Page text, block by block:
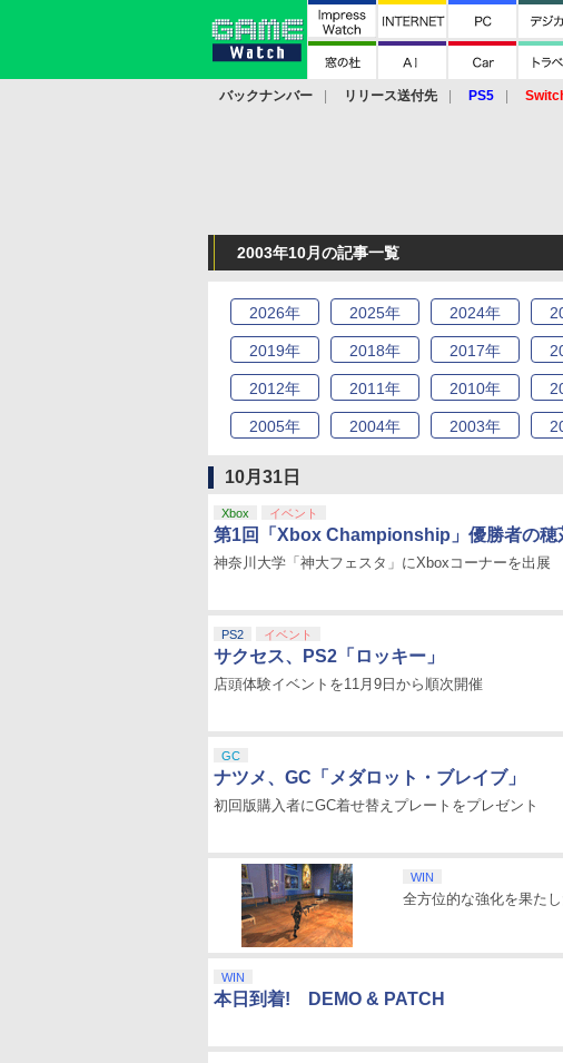
バックナンバー リリース送付先 PS5
2003年10月の記事一覧
2026年 2025年 2024年
2019年 2018年 2017年
2012年 2011年 2010年
2005年 2004年 2003年
10月31日
Xbox イベント
第1回「Xbox Championship」優勝者の穂
神奈川大学「神大フェスタ」にXboxコーナーを出展
PS2 イベント
サクセス、PS2「ロッキー」
店頭体験イベントを11月9日から順次開催
GC
ナツメ、GC「メダロット・ブレイブ」
初回版購入者にGC着せ替えプレートをプレゼント
WIN
全方位的な強化を果た
WIN
本日到着! DEMO & PATCH